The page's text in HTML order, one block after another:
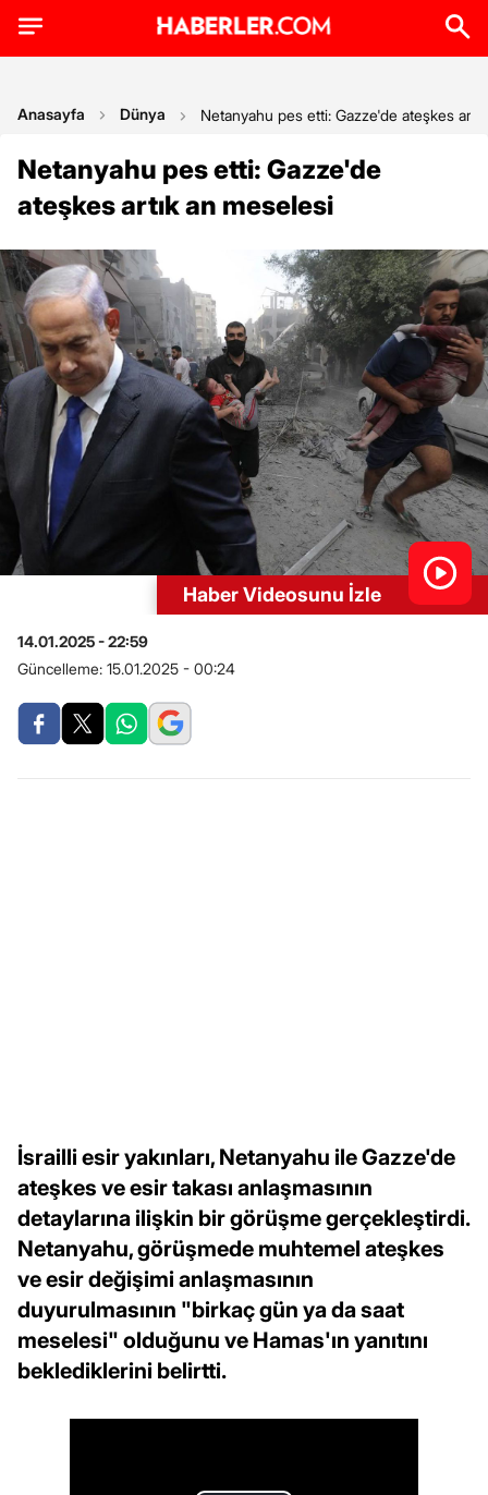
Anasayfa Dünya Netanyahu pes etti: Gazze'de ateşkes
Netanyahu pes etti: Gazze'de
ateşkes artık an meselesi
Haber Videosunu İzle
14.01.2025 - 22:59
Güncelleme: 15.01.2025 - 00:24
İsrailli esir yakınları, Netanyahu ile Gazze'de
ateşkes ve esir takası anlaşmasının
detaylarına ilişkin bir görüşme gerçekleştirdi.
Netanyahu, görüşmede muhtemel ateşkes
ve esir değişimi anlaşmasının
duyurulmasının "birkaç gün ya da saat
meselesi" olduğunu ve Hamas'ın yanıtını
beklediklerini belirtti.